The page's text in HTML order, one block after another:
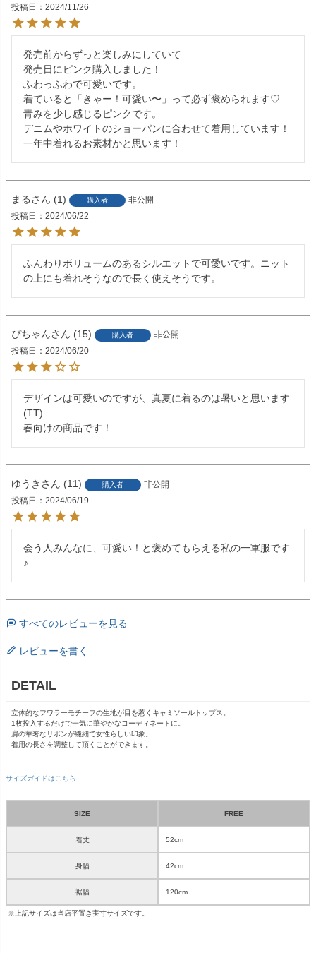
投稿日
2024/11/26
発売前からずっと楽しみにしていて
発売日にピンク購入しました！
ふわっふわで可愛いです。
着ていると「きゃー！可愛い〜」って必ず褒められます♡
青みを少し感じるピンクです。
デニムやホワイトのショーパンに合わせて着用しています！
一年中着れるお素材かと思います！
まる 1 購入者
非公開
投稿日
2024/06/22
ふんわりボリュームのあるシルエットで可愛いです。ニット
の上にも着れそうなので長く使えそうです。
ぴちゃん 15 購入者
非公開
投稿日
2024/06/20
デザインは可愛いのですが、真夏に着るのは暑いと思います
(TT)
春向けの商品です！
ゆうき 11 購入者
非公開
投稿日
2024/06/19
会う人みんなに、可愛い！と褒めてもらえる私の一軍服です
♪
すべてのレビューを見る
レビューを書く
DETAIL
立体的なフワラーモチーフの生地が目を惹くキャミソールトップス。
1枚投入するだけで一気に華やかなコーディネートに。
肩の華奢なリボンが繊細で女性らしい印象。
着用の長さを調整して頂くことができます。
サイズガイドはこちら
SIZE FREE
着丈 52cm
身幅 42cm
裾幅 120cm
※上記サイズは当店平置き実寸サイズです。